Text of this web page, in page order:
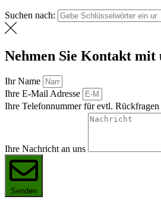
Suchen nach:
Nehmen Sie Kontakt mit
Ihr Name
Ihre E-Mail Adresse
Ihre Telefonnummer für evtl. Rückfragen
Ihre Nachricht an uns
Senden